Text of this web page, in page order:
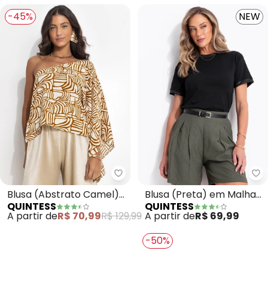
-45%
Quintess - Blusa (Abstrato
Blusa (Abstrato Camel)
em Viscose Plana
QUINTESS
A partir deR$ 70,99R$ 129,99
NEW
Blusa (Preta) em Malha
de Algodão
QUINTESS
A partir deR$ 69,99
-50%